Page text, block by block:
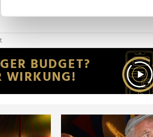
Wir verwenden Cookies, um Inhalte
Website an unsere Partner für soziale
möglicherweise mit weiteren Daten
der Dienste gesammelt haben.